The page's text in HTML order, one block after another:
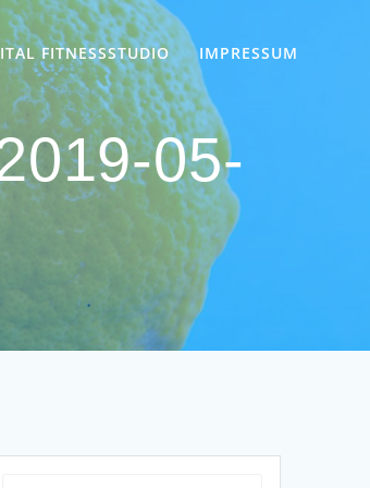
FITNESSSTUDIO IMPRESSUM
05-